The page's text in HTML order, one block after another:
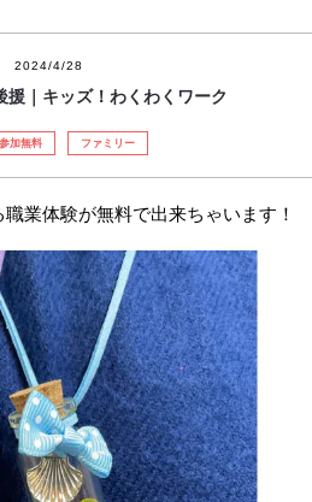
2024/4/28
援｜キッズ！わくわくワーク
参加無料 ファミリー
業体験が無料で出来ちゃいます！